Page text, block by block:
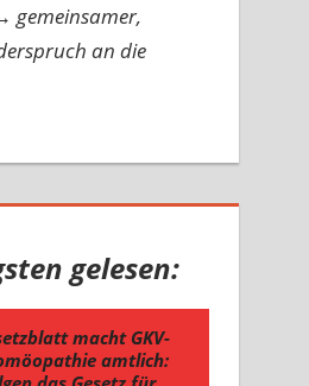
gemeinsamer,
an die
gelesen: